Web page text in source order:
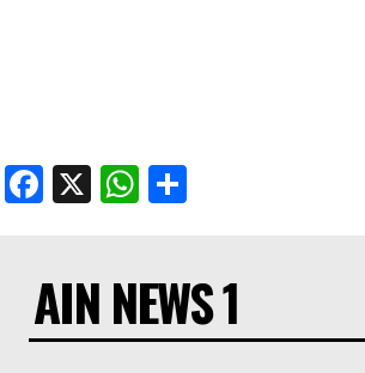
Facebook
X WhatsApp
AIN NEWS 1